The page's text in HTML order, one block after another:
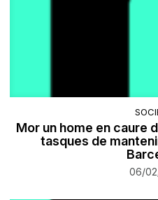
Mor un home en caure
tasques de
06/